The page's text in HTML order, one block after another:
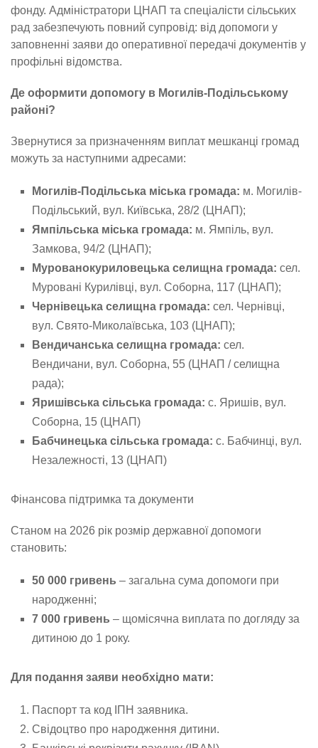
фонду. Адміністратори ЦНАП та спеціалісти сільських
рад забезпечують повний супровід: від допомоги у
заповненні заяви до оперативної передачі документів у
профільні відомства.
Де оформити допомогу в Могилів-Подільському
районі?
Звернутися за призначенням виплат мешканці громад
можуть за наступними адресами:
Могилів-Подільська міська громада: м. Могилів-
Подільський, вул. Київська, 28/2 (ЦНАП);
Ямпільська міська громада: м. Ямпіль, вул.
Замкова, 94/2 (ЦНАП);
Мурованокуриловецька селищна громада: сел.
Муровані Курилівці, вул. Соборна, 117 (ЦНАП);
Чернівецька селищна громада: сел. Чернівці,
вул. Свято-Миколаївська, 103 (ЦНАП);
Вендичанська селищна громада: сел.
Вендичани, вул. Соборна, 55 (ЦНАП / селищна
рада);
Яришівська сільська громада: с. Яришів, вул.
Соборна, 15 (ЦНАП)
Бабчинецька сільська громада: с. Бабчинці, вул.
Незалежності, 13 (ЦНАП)
Фінансова підтримка та документи
Станом на 2026 рік розмір державної допомоги
становить:
50 000 гривень – загальна сума допомоги при
народженні;
7 000 гривень – щомісячна виплата по догляду за
дитиною до 1 року.
Для подання заяви необхідно мати:
Паспорт та код ІПН заявника.
Свідоцтво про народження дитини.